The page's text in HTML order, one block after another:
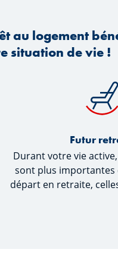
au logement
situation de vie !
Futur
Durant votre vie
sont plus importantes
départ en retraite,